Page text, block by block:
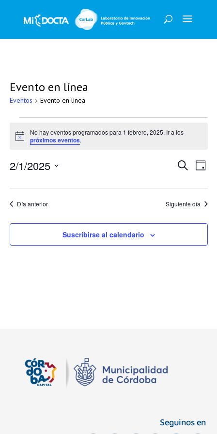
Evento en línea
Eventos Evento en línea
Eventos
en
febrero,
2025
Aviso
No hay eventos programados para 1 febrero, 2025. Ir a los
próximos eventos.
y
de
Buscar
de
Día
2/1/2025
la
fecha.Día anterior Siguiente día
Suscribirse al calendario
Seguinos en